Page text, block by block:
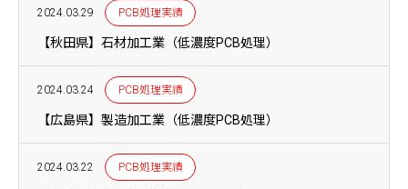
2024.03.29 PCB処理実績
【秋田県】石材加工業（低濃度PCB処理）
2024.03.24 PCB処理実績
【広島県】製造加工業（低濃度PCB処理）
2024.03.22 PCB処理実績